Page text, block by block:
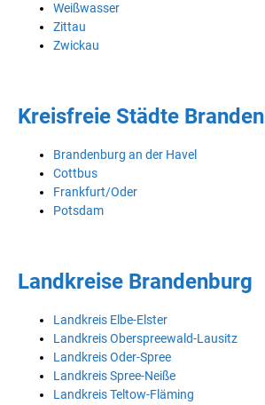
Weißwasser
Zittau
Zwickau
Kreisfreie Städte
Brandenburg an der Havel
Cottbus
Frankfurt/Oder
Potsdam
Landkreise Brandenburg
Landkreis Elbe-Elster
Landkreis Oberspreewald-Lausitz
Landkreis Oder-Spree
Landkreis Spree-Neiße
Landkreis Teltow-Fläming